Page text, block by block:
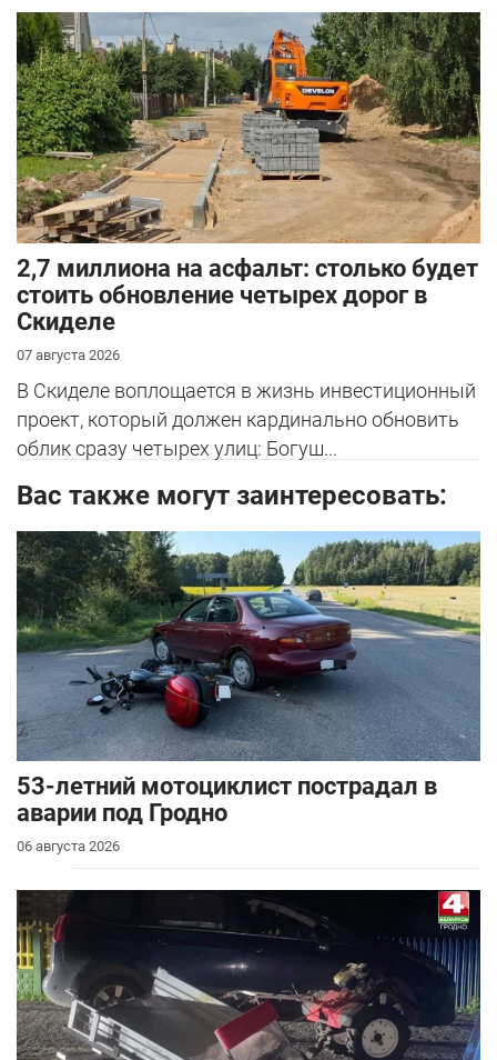
2,7 миллиона на асфальт: столько будет
стоить обновление четырех дорог в
Скиделе
07 августа 2026
В Скиделе воплощается в жизнь инвестиционный
проект, который должен кардинально обновить
облик сразу четырех улиц: Богуш...
Вас также могут заинтересовать:
53-летний мотоциклист пострадал в
аварии под Гродно
06 августа 2026